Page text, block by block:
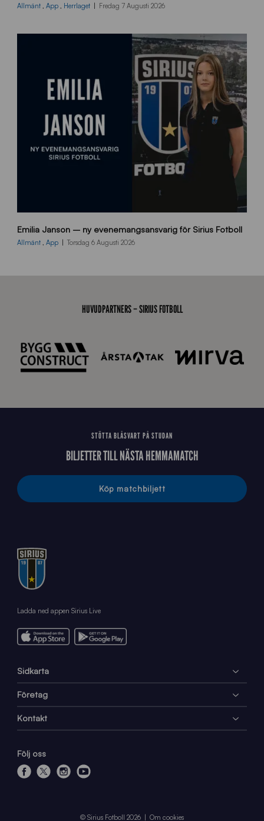
_
Allmänt , App , Herrlaget Fredag 7 Augusti 2026
0
0
Emilia Janson – ny evenemangsansvarig för Sirius Fotboll
Allmänt App Torsdag 6 Augusti 2026
HUVUDPARTNERS – SIRIUS FOTBOLL
STÖTTA BLÅSVART PÅ STUDAN
BILJETTER TILL NÄSTA HEMMAMATCH
Köp matchbiljett
Ladda ned appen Sirius Live
Sidkarta
Företag
Kontakt
Följ oss
f
x
i
y
t
© Sirius Fotboll 2026 Om cookies